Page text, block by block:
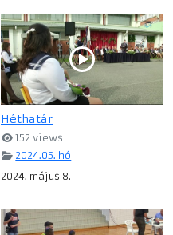
Héthatár
152 views
2024.05. hó
2024. május 8.